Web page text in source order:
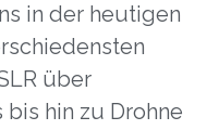
in der heutigen
über
hin zu Drohne